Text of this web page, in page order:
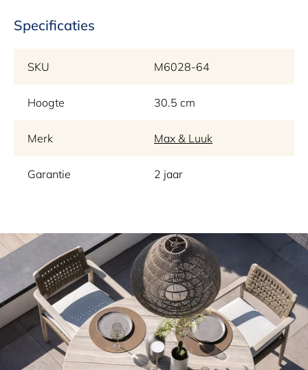
Specificaties
SKU M6028-64
Hoogte 30.5 cm
Merk Max & Luuk
Garantie 2 jaar